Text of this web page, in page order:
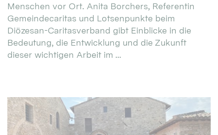
Menschen vor Ort. Anita Borchers, Referentin
Gemeindecaritas und Lotsenpunkte beim
Diözesan-Caritasverband gibt Einblicke in die
Bedeutung, die Entwicklung und die Zukunft
dieser wichtigen Arbeit im ...